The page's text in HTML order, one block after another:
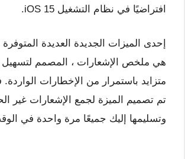
افتراضيًا في نظام التشغيل iOS 15.
هي ملخص الإشعارات ، المصمم لتسهيل
متزايد باستمرار من الإخطارات
تم تصميم الميزة لجمع الإشعارات غير
وتسليمها إليك جميعًا مرة واحدة في